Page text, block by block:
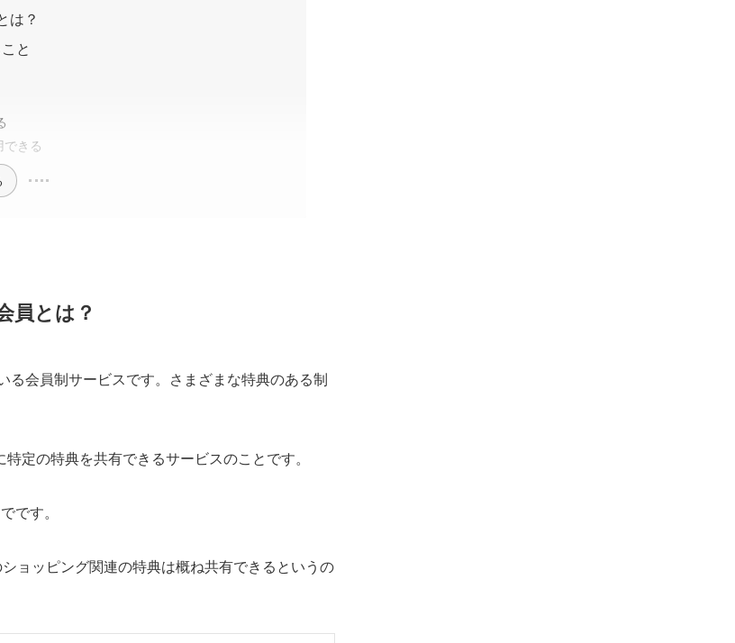
は？
と
きる
員とは？
会員制サービスです。さまざまな特典のある制
定の特典を共有できるサービスのことです。
です。
ョッピング関連の特典は概ね共有できるというの